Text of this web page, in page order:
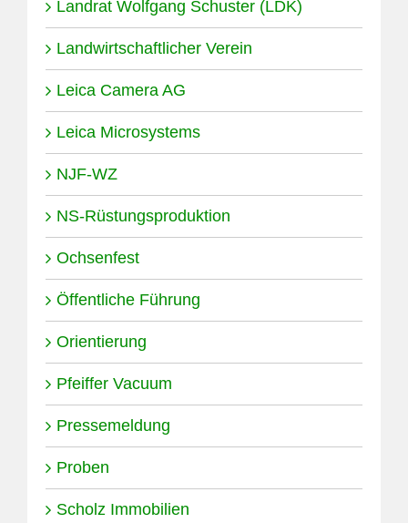
Landrat Wolfgang Schuster (LDK)
Landwirtschaftlicher Verein
Leica Camera AG
Leica Microsystems
NJF-WZ
NS-Rüstungsproduktion
Ochsenfest
Öffentliche Führung
Orientierung
Pfeiffer Vacuum
Pressemeldung
Proben
Scholz Immobilien